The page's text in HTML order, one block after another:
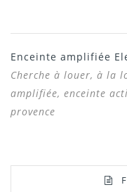
Enceinte amplifiée
Cherche à louer, à la
amplifiée, enceinte
provence